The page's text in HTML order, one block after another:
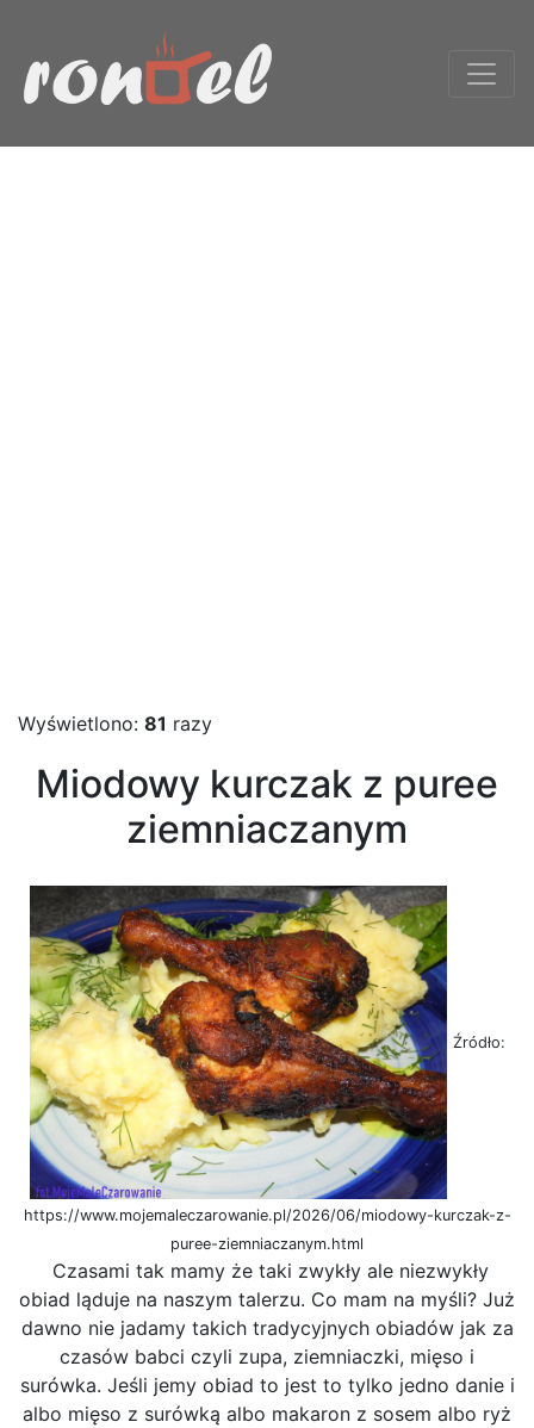
Wyświetlono: 81 razy
Miodowy kurczak z puree
ziemniaczanym
Źródło:
https://www.mojemaleczarowanie.pl/2026/06/miodowy-kurczak-z-
puree-ziemniaczanym.html
Czasami tak mamy że taki zwykły ale niezwykły
obiad ląduje na naszym talerzu. Co mam na myśli? Już
dawno nie jadamy takich tradycyjnych obiadów jak za
czasów babci czyli zupa, ziemniaczki, mięso i
surówka. Jeśli jemy obiad to jest to tylko jedno danie i
albo mięso z surówką albo makaron z sosem albo ryż